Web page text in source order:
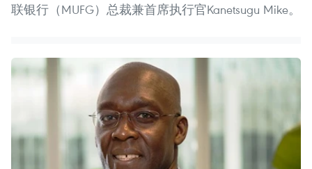
联银行（MUFG）总裁兼首席执行官Kanetsugu Mike。